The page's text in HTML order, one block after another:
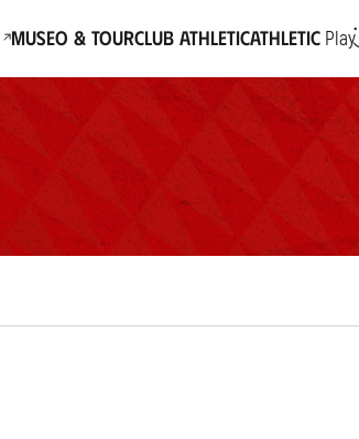
Museo & TourClub AthleticAthletic Play